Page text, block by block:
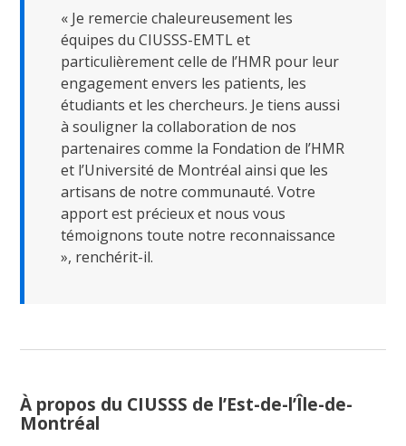
« Je remercie chaleureusement les
équipes du CIUSSS-EMTL et
particulièrement celle de l’HMR pour leur
engagement envers les patients, les
étudiants et les chercheurs. Je tiens aussi
à souligner la collaboration de nos
partenaires comme la Fondation de l’HMR
et l’Université de Montréal ainsi que les
artisans de notre communauté. Votre
apport est précieux et nous vous
témoignons toute notre reconnaissance
», renchérit-il.
À propos du CIUSSS de l’Est-de-l’Île-de-
Montréal